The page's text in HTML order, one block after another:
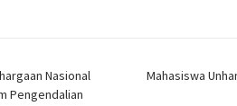
Nasional
Pengendalian
Mahasiswa